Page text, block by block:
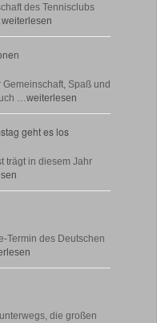
des Tennisclubs
weiterlesen
Spaß und
…weiterlesen
geht es los
trägt in diesem Jahr
Termin des Deutschen
die großen